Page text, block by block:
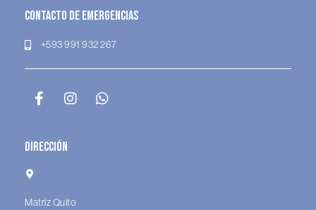
Contacto de Emergencias
+593 991 932 267
Dirección
Matriz Quito